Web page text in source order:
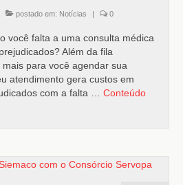
postado em: Notícias | 0
você falta a uma consulta médica
Além da fila
para você agendar sua
atendimento gera custos em
com a falta … Conteúdo